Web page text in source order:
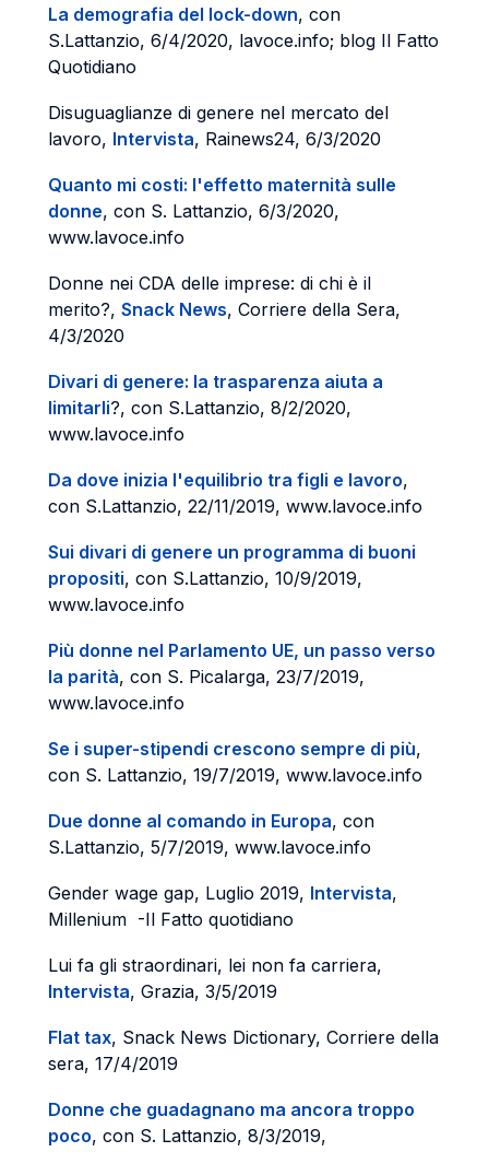
La demografia del lock-down, con
S.Lattanzio, 6/4/2020, lavoce.info; blog Il Fatto
Quotidiano
Disuguaglianze di genere nel mercato del
lavoro, Intervista, Rainews24, 6/3/2020
Quanto mi costi: l'effetto maternità sulle
donne, con S. Lattanzio, 6/3/2020,
www.lavoce.info
Donne nei CDA delle imprese: di chi è il
merito?, Snack News, Corriere della Sera,
4/3/2020
Divari di genere: la trasparenza aiuta a
limitarli?, con S.Lattanzio, 8/2/2020,
www.lavoce.info
Da dove inizia l'equilibrio tra figli e lavoro,
con S.Lattanzio, 22/11/2019, www.lavoce.info
Sui divari di genere un programma di buoni
propositi, con S.Lattanzio, 10/9/2019,
www.lavoce.info
Più donne nel Parlamento UE, un passo verso
la parità, con S. Picalarga, 23/7/2019,
www.lavoce.info
Se i super-stipendi crescono sempre di più,
con S. Lattanzio, 19/7/2019, www.lavoce.info
Due donne al comando in Europa, con
S.Lattanzio, 5/7/2019, www.lavoce.info
Gender wage gap, Luglio 2019, Intervista,
Millenium -Il Fatto quotidiano
Lui fa gli straordinari, lei non fa carriera,
Intervista, Grazia, 3/5/2019
Flat tax, Snack News Dictionary, Corriere della
sera, 17/4/2019
Donne che guadagnano ma ancora troppo
poco, con S. Lattanzio, 8/3/2019,